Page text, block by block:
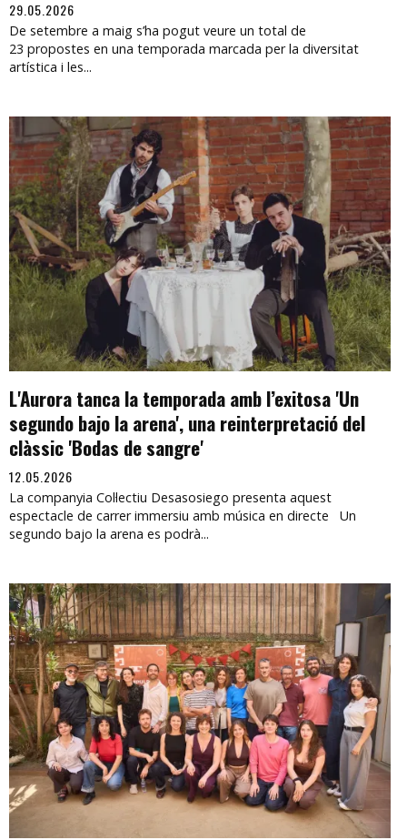
29.05.2026
De setembre a maig s’ha pogut veure un total de
23 propostes en una temporada marcada per la diversitat
artística i les...
L'Aurora tanca la temporada amb l’exitosa 'Un
segundo bajo la arena', una reinterpretació del
clàssic 'Bodas de sangre'
12.05.2026
La companyia Col·lectiu Desasosiego presenta aquest
espectacle de carrer immersiu amb música en directe Un
segundo bajo la arena es podrà...